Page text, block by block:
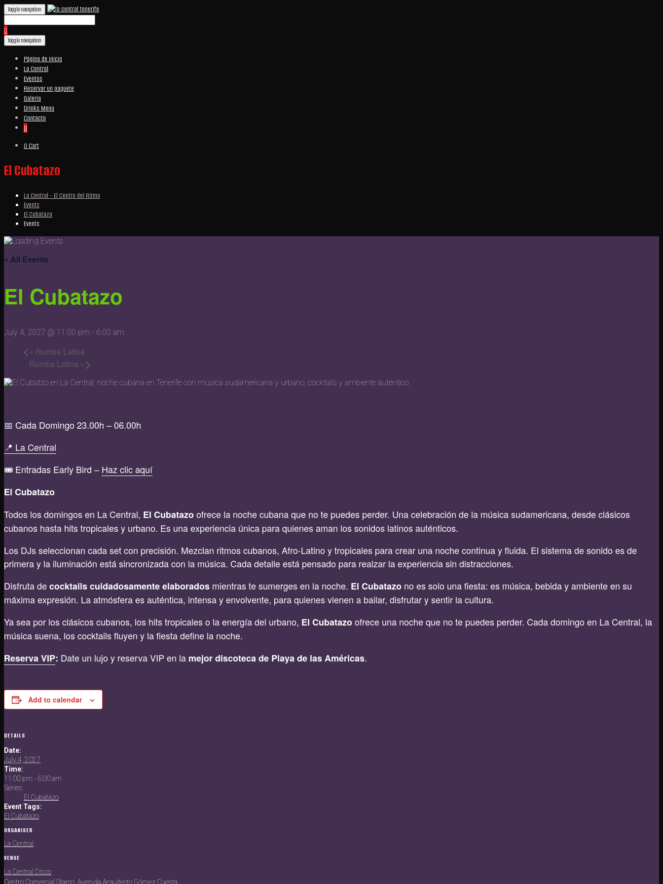
Toggle navigation
0
Toggle navigation
Página de inicio
La Central
Eventos
Reservar un paquete
Galería
Drinks Menu
Contacto
0
0 Cart
El Cubatazo
La Central - El Centro del Ritmo
Events
El Cubatazo
Events
« All Events
El Cubatazo
July 4, 2027 @ 11:00 pm - 6:00 am
« Rumba Latina
Rumba Latina »
📅 Cada Domingo 23.00h – 06.00h
📍 La Central
🎟️ Entradas Early Bird – Haz clic aquí
El Cubatazo
Todos los domingos en La Central, El Cubatazoofrece la noche cubana que no te puedes perder. Una celebración de la música sudamericana, desde clásicos
cubanos hasta hits tropicales y urbano. Es una experiencia única para quienes aman los sonidos latinos auténticos.
Los DJs seleccionan cada set con precisión. Mezclan ritmos cubanos, Afro-Latino y tropicales para crear una noche continua y fluida. El sistema de sonido es de
primera y la iluminación está sincronizada con la música. Cada detalle está pensado para realzar la experiencia sin distracciones.
Disfruta decocktails cuidadosamente elaborados mientras te sumerges en la noche. El Cubatazo no es solo una fiesta: es música, bebida y ambiente en su
máxima expresión. La atmósfera es auténtica, intensa y envolvente, para quienes vienen a bailar, disfrutar y sentir la cultura.
Ya sea por los clásicos cubanos, los hits tropicales o la energía del urbano, El Cubatazoofrece una noche que no te puedes perder. Cada domingo en La Central, la
música suena, los cocktails fluyen y la fiesta define la noche.
Reserva VIP: Date un lujo y reserva VIP en la mejor discoteca de Playa de las Américas.
Add to calendar
DETAILS
Date:
July 4, 2027
Time:
11:00 pm - 6:00 am
Series:
El Cubatazo
Event Tags:
El Cubatazo
ORGANISER
La Central
VENUE
La Central Disco
Centro Comercial Starco, Avenida Arquitecto Gómez Cuesta